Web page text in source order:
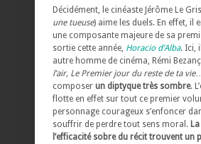
Décidément, le cinéaste Jérôme Le
une tueuse) aime les duels. En effet, il
une composante majeure de sa
sortie cette année, Horacio d’Alba. Ici,
autre homme de cinéma, Rémi
l’air, Le Premier jour du reste de ta vie
composer un diptyque très sombre.
flotte en effet sur tout ce premier
personnage courageux s’enfoncer
souffrir de perdre tout sens moral.
l’efficacité sobre du récit trouvent un